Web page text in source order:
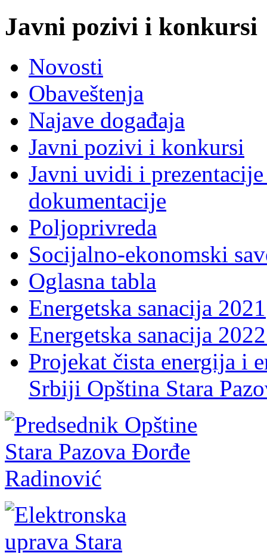
Javni pozivi i konkursi
Novosti
Obaveštenja
Najave događaja
Javni pozivi i konkursi
Javni uvidi i
dokumentacije
Poljoprivreda
Socijalno-ekonomski
Oglasna tabla
Energetska sanacija 2021
Energetska sanacija
Projekat čista energija i
Srbiji Opština Stara